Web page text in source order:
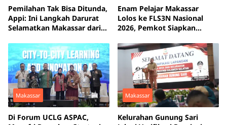
Pemilahan Tak Bisa Ditunda,
Appi: Ini Langkah Darurat
Selamatkan Makassar dari
Enam Pelajar Makassar
Lolos ke FLS3N Nasional
2026, Pemkot Siapkan
Makassar
Di Forum UCLG ASPAC,
Makassar
Kelurahan Gunung Sari